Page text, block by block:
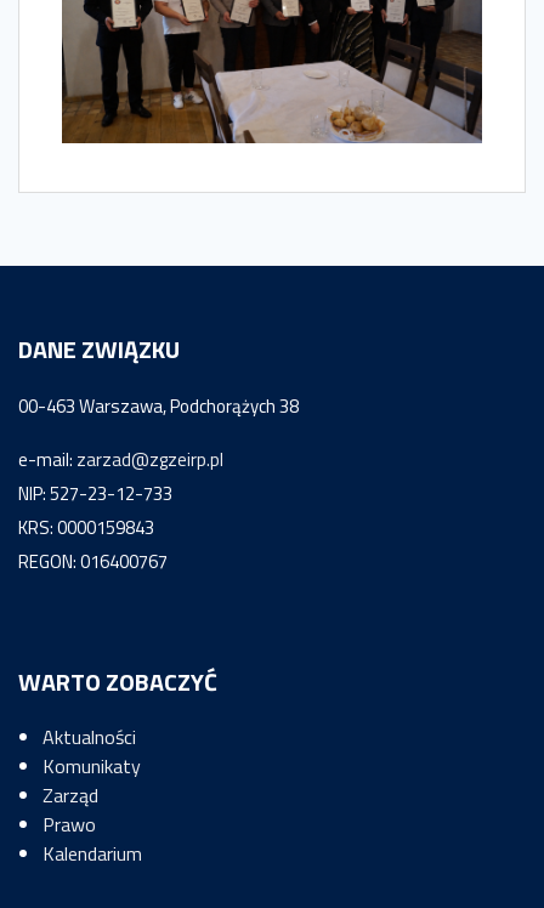
DANE ZWIĄZKU
00-463 Warszawa, Podchorążych 38
e-mail: zarzad@zgzeirp.pl
NIP: 527-23-12-733
KRS: 0000159843
REGON: 016400767
WARTO ZOBACZYĆ
Aktualności
Komunikaty
Zarząd
Prawo
Kalendarium